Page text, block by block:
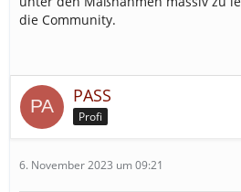
die Community.
PASS
Profi
6. November 2023 um 09:21